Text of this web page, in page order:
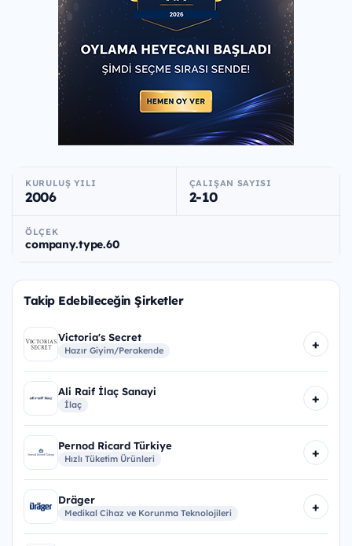
KURULUŞ YILI
2006
ÇALIŞAN SAYISI
2-10
ÖLÇEK
company.type.60
Takip Edebileceğin Şirketler
Victoria's Secret
Hazır Giyim/Perakende +
Ali Raif İlaç Sanayi
İlaç +
Pernod Ricard Türkiye
Hızlı Tüketim Ürünleri +
Dräger
Medikal Cihaz ve Korunma Teknolojileri +